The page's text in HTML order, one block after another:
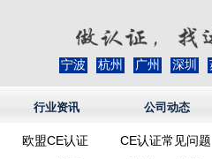
宁波 杭州 广州 深圳
行业资讯 公司动态
欧盟CE认证 CE认证常见问题